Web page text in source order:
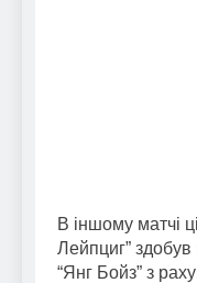
В іншому матчі
Лейпциг”
“Янг Бойз” з